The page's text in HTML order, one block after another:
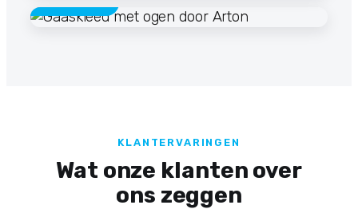
KLANTERVARINGEN
Wat onze klanten over
ons zeggen